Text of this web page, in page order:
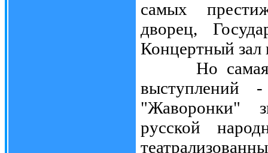
самых
дворец,
Концертный
Но самая
выступлений -
"Жаворонки"
русской